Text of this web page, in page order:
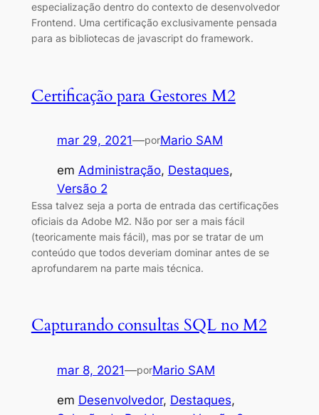
especialização dentro do contexto de desenvolvedor
Frontend. Uma certificação exclusivamente pensada
para as bibliotecas de javascript do framework.
Certificação para Gestores M2
mar 29, 2021—porMario SAM
em Administração, Destaques
Versão 2
Essa talvez seja a porta de entrada das certificações
oficiais da Adobe M2. Não por ser a mais fácil
(teoricamente mais fácil), mas por se tratar de um
conteúdo que todos deveriam dominar antes de se
aprofundarem na parte mais técnica.
Capturando consultas SQL no M2
mar 8, 2021—porMario SAM
em Desenvolvedor, Destaques